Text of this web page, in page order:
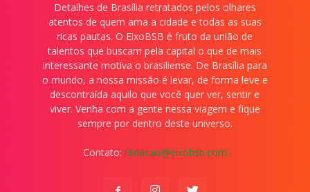
Detalhes de Brasília retratados pelos olhares
atentos de quem ama a cidade e todas as suas
ricas pautas. O EixoBSB é fruto da união de
talentos que buscam pela capital o que de mais
interessante motiva o brasiliense. De Brasília para
o mundo, a nossa missão é levar, de forma leve e
descontraída aquilo que você quer ver, sentir e
viver. Venha com a gente nessa viagem e fique
sempre por dentro deste universo.
Contato: redacao@eixobsb.com